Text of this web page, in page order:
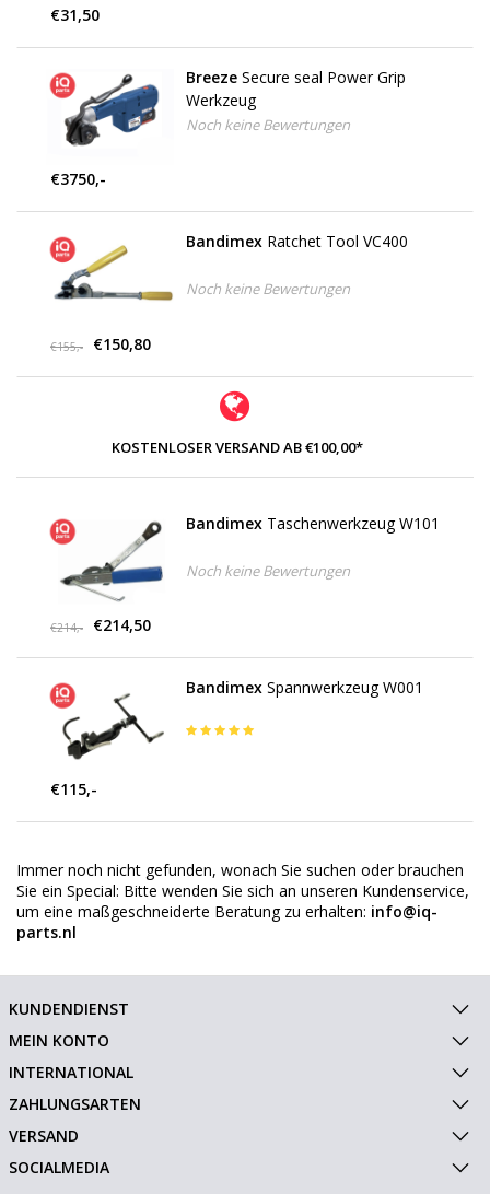
€31,50
Breeze Secure seal Power Grip
Werkzeug
Noch keine Bewertungen
€3750,-
Bandimex Ratchet Tool VC400
Noch keine Bewertungen
€155,- €150,80
KOSTENLOSER VERSAND AB €100,00*
Bandimex Taschenwerkzeug W101
Noch keine Bewertungen
€214,- €214,50
Bandimex Spannwerkzeug W001
€115,-
Immer noch nicht gefunden, wonach Sie suchen oder brauchen
Sie ein Special: Bitte wenden Sie sich an unseren Kundenservice,
um eine maßgeschneiderte Beratung zu erhalten: info@iq-
parts.nl
KUNDENDIENST
MEIN KONTO
INTERNATIONAL
ZAHLUNGSARTEN
VERSAND
SOCIALMEDIA